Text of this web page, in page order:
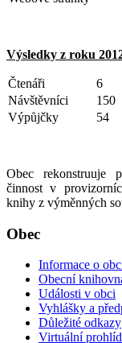
Výsledky z roku
Čtenáři
6
Návštěvníci
150
Výpůjčky
54
Obec rekonstruuje
činnost v
knihy z výměnných
Obec
Informace o
Obecní
Události v obci
Vyhlášky a
Důležité odkazy
Virtuální